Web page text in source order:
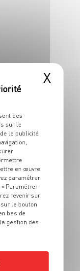
X
des
sur le
la publicité
en œuvre
paramétrer
Paramétrer
revenir sur
le bouton
bas de
gestion des